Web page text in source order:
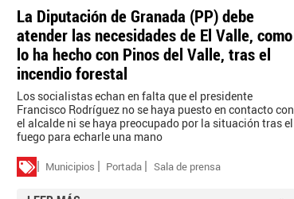
La Diputación de Granada (PP) debe
atender las necesidades de El Valle, como
lo ha hecho con Pinos del Valle, tras el
incendio forestal
Los socialistas echan en falta que el presidente
Francisco Rodríguez no se haya puesto en contacto con
el alcalde ni se haya preocupado por la situación tras el
fuego para echarle una mano
Municipios Portada Sala de prensa